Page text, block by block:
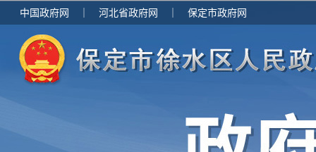
中国政府网 河北省政府网 保定市政府网